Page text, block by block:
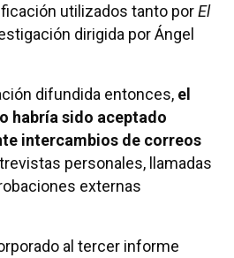
utilizados tanto porEl
dirigida por Ángel
difundida entonces, el
habría sido aceptado
intercambios de correos
personales, llamadas
externas
al tercer informe